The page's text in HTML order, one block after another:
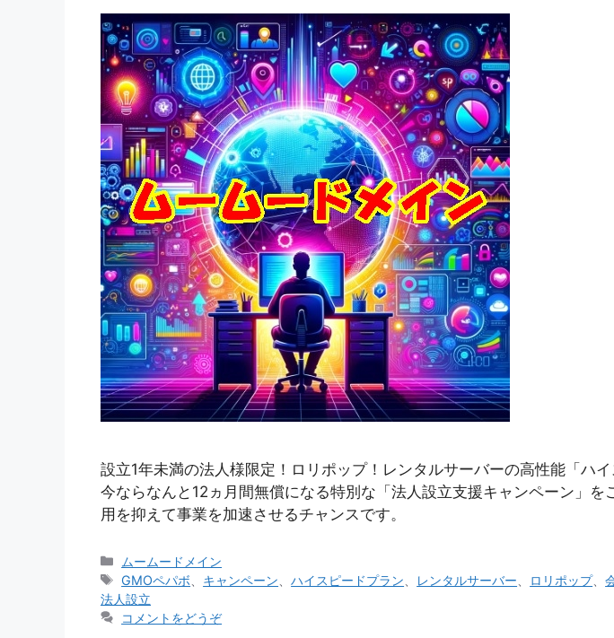
設立1年未満の法人様限定！ロリポップ！レンタルサーバーの高性能「ハイ
今ならなんと12ヵ月間無償になる特別な「法人設立支援キャンペーン」を
用を抑えて事業を加速させるチャンスです。
カ
テ
ゴ
リ
ムームードメイン
タ
グ
GMOペパボ キャンペーン 、ハイスピードプラン レンタルサーバー ロリポップ、
法人設立
コメントをどうぞ